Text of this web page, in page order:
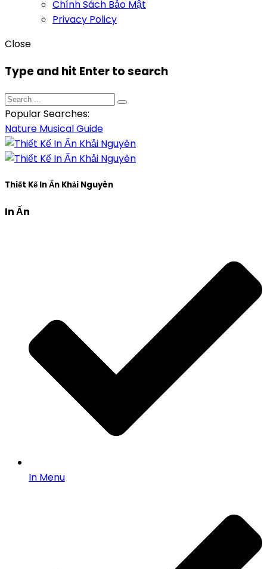
Chính Sách Bảo Mật
Privacy Policy
Close
Type and hit Enter to search
Popular Searches:
Nature MusicalGuide
Thiết Kế In Ấn Khải Nguyên
In Ấn
In Menu